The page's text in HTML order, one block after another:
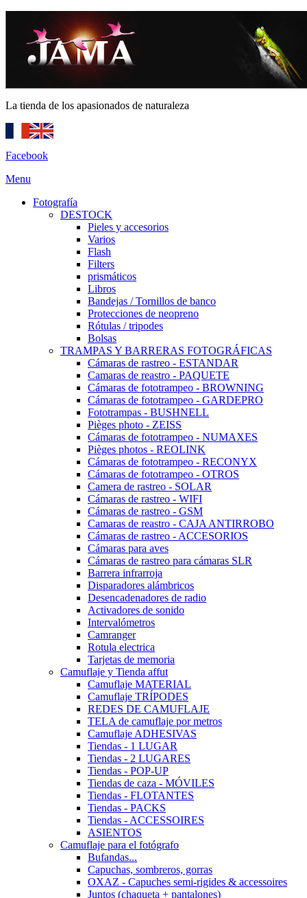
La tienda de los apasionados de naturaleza
Facebook
Menu
Fotografía
DESTOCK
Pieles y accesorios
Varios
Flash
Filters
prismáticos
Libros
Bandejas / Tornillos de banco
Protecciones de neopreno
Rótulas / tripodes
Bolsas
TRAMPAS Y BARRERAS FOTOGRÁFICAS
Cámaras de rastreo - ESTANDAR
Camaras de reastro - PAQUETE
Cámaras de fototrampeo - BROWNING
Cámaras de fototrampeo - GARDEPRO
Fototrampas - BUSHNELL
Pièges photo - ZEISS
Cámaras de fototrampeo - NUMAXES
Pièges photos - REOLINK
Cámaras de fototrampeo - RECONYX
Cámaras de fototrampeo - OTROS
Camera de rastreo - SOLAR
Cámaras de rastreo - WIFI
Cámaras de rastreo - GSM
Camaras de reastro - CAJA ANTIRROBO
Cámaras de rastreo - ACCESORIOS
Cámaras para aves
Cámaras de rastreo para cámaras SLR
Barrera infrarroja
Disparadores alámbricos
Desencadenadores de radio
Activadores de sonido
Intervalómetros
Camranger
Rotula electrica
Tarjetas de memoria
Camuflaje y Tienda affut
Camuflaje MATERIAL
Camuflaje TRÍPODES
REDES DE CAMUFLAJE
TELA de camuflaje por metros
Camuflaje ADHESIVAS
Tiendas - 1 LUGAR
Tiendas - 2 LUGARES
Tiendas - POP-UP
Tiendas de caza - MÓVILES
Tiendas - FLOTANTES
Tiendas - PACKS
Tiendas - ACCESSOIRES
ASIENTOS
Camuflaje para el fotógrafo
Bufandas...
Capuchas, sombreros, gorras
OXAZ - Capuches semi-rigides & accessoires
Juntos (chaqueta + pantalones)